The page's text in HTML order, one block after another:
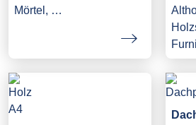
Mörtel, …